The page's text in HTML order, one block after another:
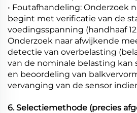
• Foutafhandeling: Onderzoek
begint met verificatie van de
voedingsspanning (handhaaf
Onderzoek naar afwijkende
detectie van overbelasting
van de nominale belasting kan
en beoordeling van
vervanging van de sensor
6. Selectiemethode (precies